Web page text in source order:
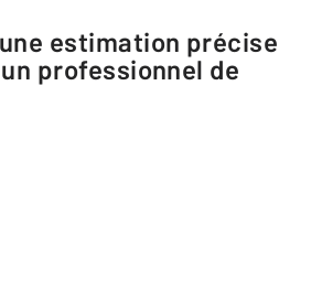
estimation précise
professionnel de